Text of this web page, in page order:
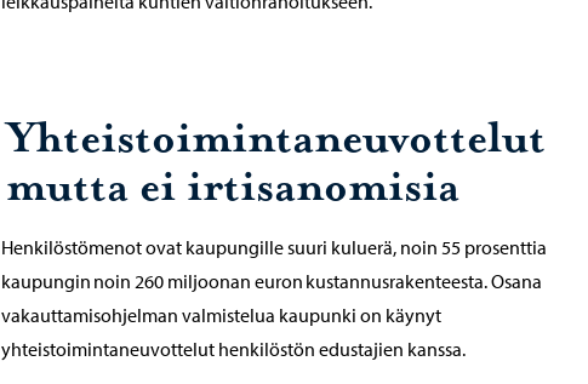
Yhteistoimintaneuvottelut
mutta ei irtisanomisia
Henkilöstömenot ovat kaupungille suuri kuluerä, noin 55 prosenttia
kaupungin noin 260 miljoonan euron kustannusrakenteesta. Osana
vakauttamisohjelman valmistelua kaupunki on käynyt
yhteistoimintaneuvottelut henkilöstön edustajien kanssa.